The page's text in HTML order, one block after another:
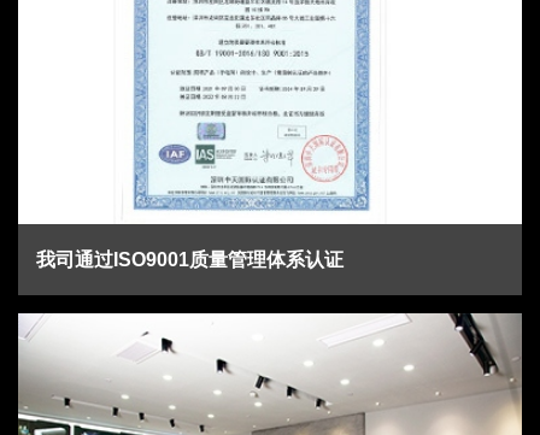
我司通过ISO9001质量管理体系认证